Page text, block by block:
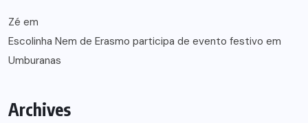
Zé em
Escolinha Nem de Erasmo participa de evento festivo em
Umburanas
Archives